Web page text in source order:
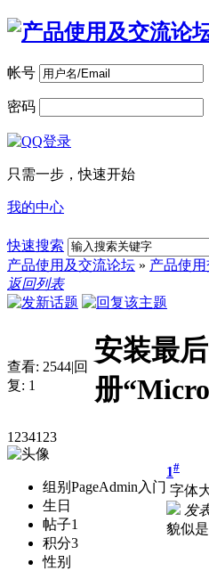
帐号
密码
只需一步，快速开始
我的中心
快速搜索
产品使用及交流论坛 » 产品使
返回列表
查看: 2544|回
复: 1
安装最
册
1234123
组别 PageAdmin入门
生日
帖子1
积分3
性别
1#
字体
发
貌似